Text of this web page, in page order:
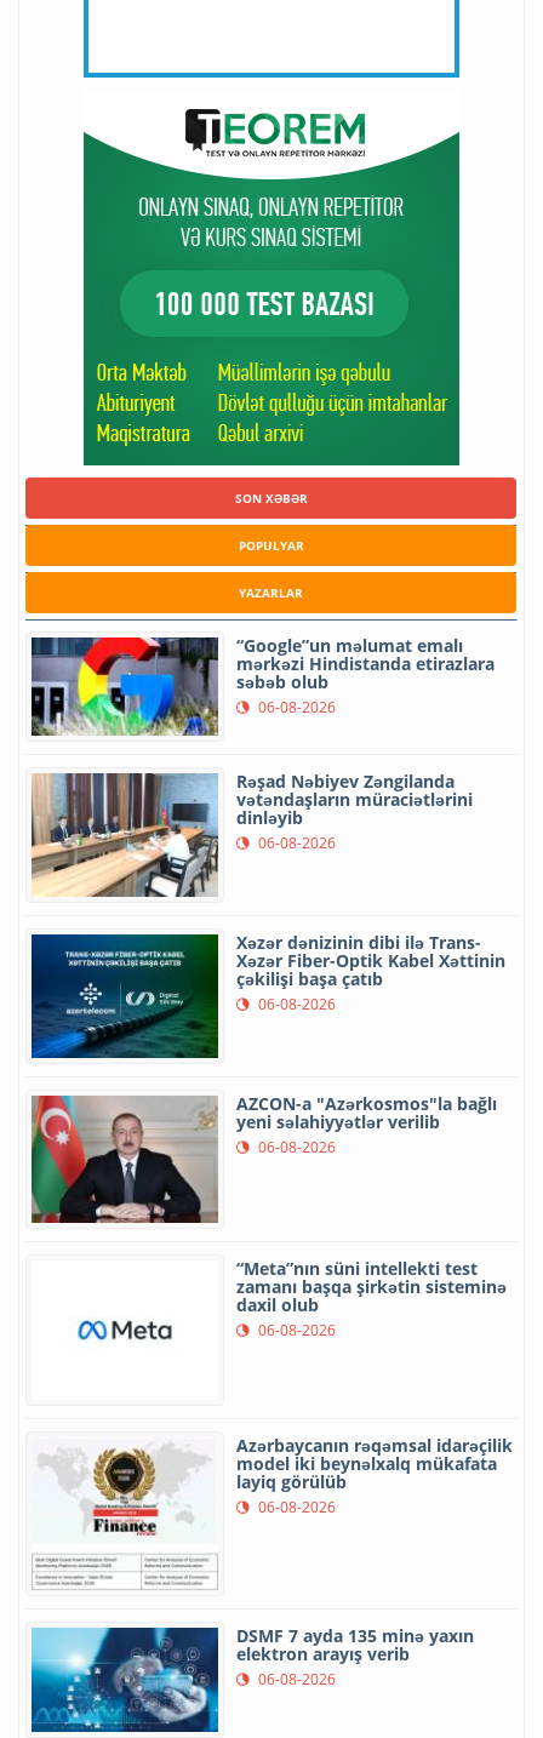
SON XƏBƏR
POPULYAR
YAZARLAR
“Google”un məlumat emalı
mərkəzi Hindistanda etirazlara
səbəb olub
06-08-2026
Rəşad Nəbiyev Zəngilanda
vətəndaşların müraciətlərini
dinləyib
06-08-2026
Xəzər dənizinin dibi ilə Trans-
Xəzər Fiber-Optik Kabel Xəttinin
çəkilişi başa çatıb
06-08-2026
AZCON-a "Azərkosmos"la bağlı
yeni səlahiyyətlər verilib
06-08-2026
“Meta”nın süni intellekti test
zamanı başqa şirkətin sisteminə
daxil olub
06-08-2026
Azərbaycanın rəqəmsal idarəçilik
model iki beynəlxalq mükafata
layiq görülüb
06-08-2026
DSMF 7 ayda 135 minə yaxın
elektron arayış verib
06-08-2026